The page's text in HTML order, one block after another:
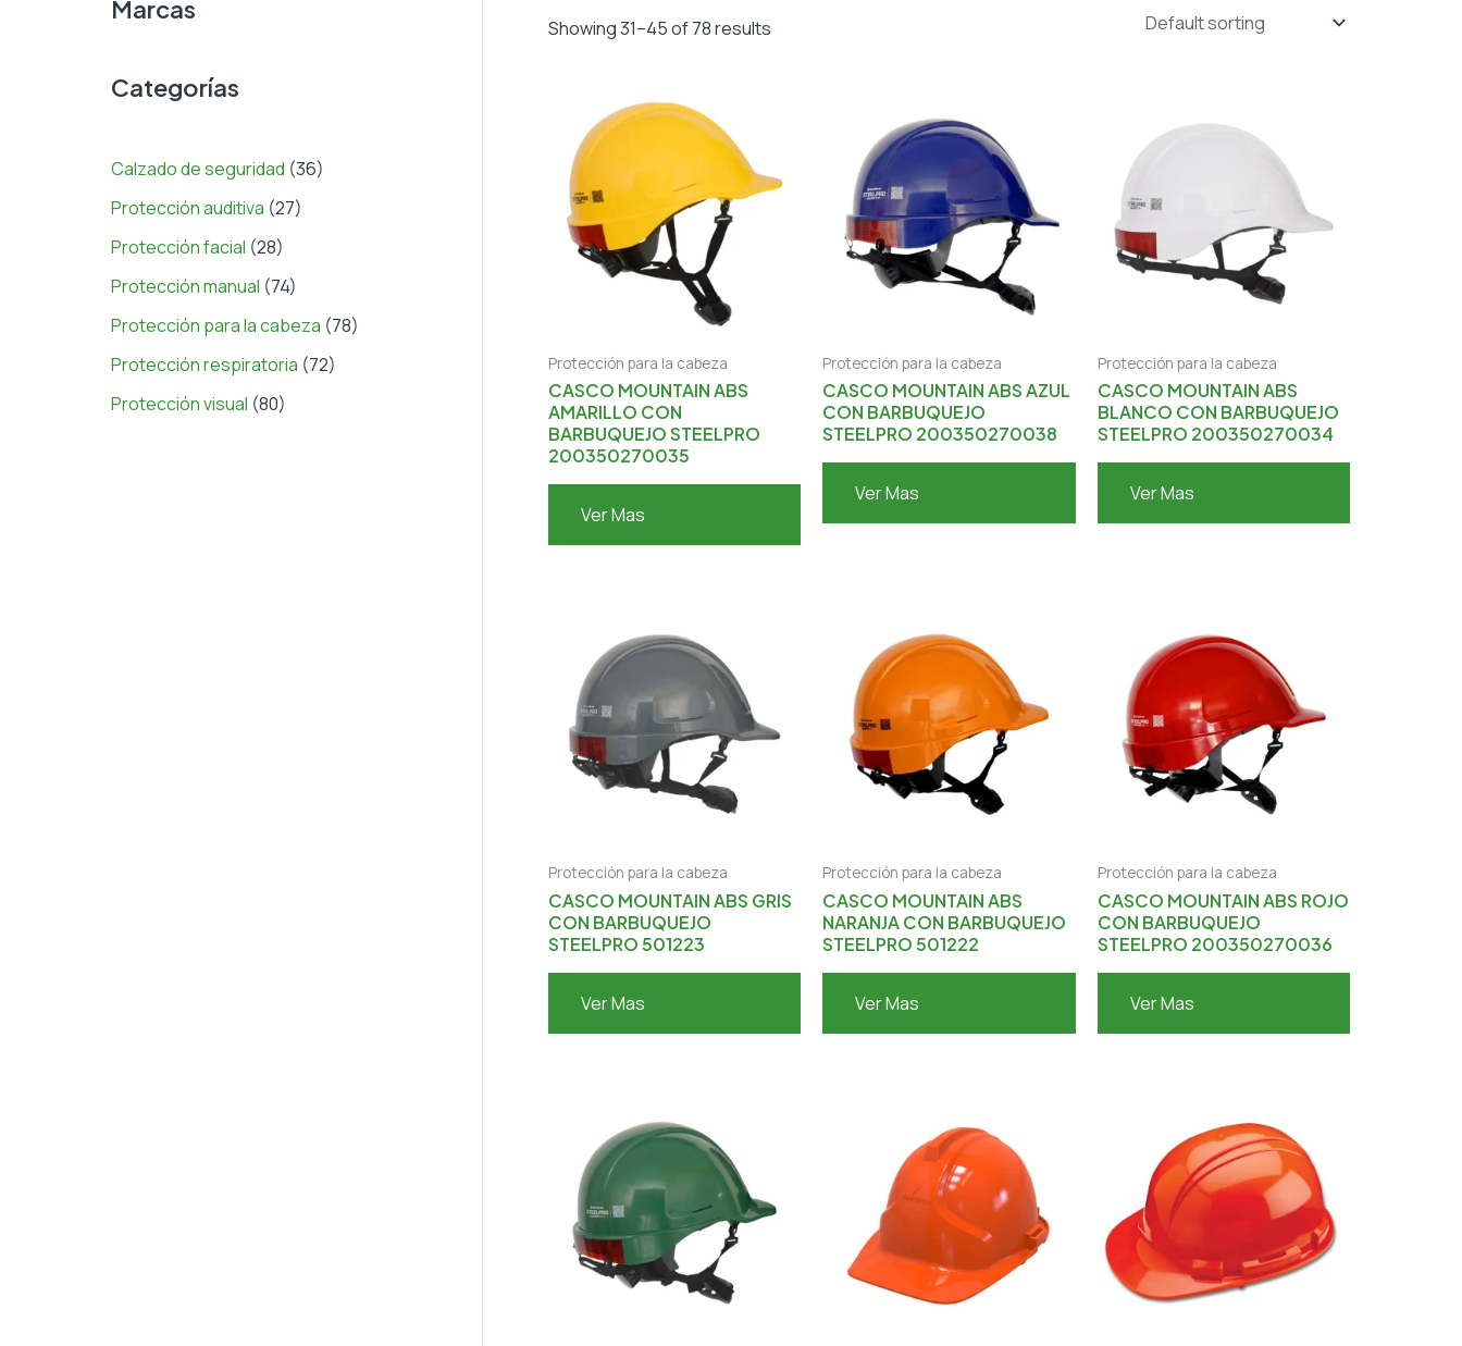
Marcas
Categorías
Calzado de seguridad (36)
Protección auditiva (27)
Protección facial (28)
Protección manual (74)
Protección para la cabeza (78)
Protección respiratoria (72)
Protección visual (80)
Showing 31–45 of 78 results
Protección para la cabeza
CASCO MOUNTAIN ABS
AMARILLO CON
BARBUQUEJO STEELPRO
200350270035
Ver Mas
Protección para la cabeza
CASCO MOUNTAIN ABS AZUL
CON BARBUQUEJO
STEELPRO 200350270038
Ver Mas
Protección para la cabeza
CASCO MOUNTAIN ABS
BLANCO CON BARBUQUEJO
STEELPRO 200350270034
Ver Mas
Protección para la cabeza
CASCO MOUNTAIN ABS GRIS
CON BARBUQUEJO
STEELPRO 501223
Ver Mas
Protección para la cabeza
CASCO MOUNTAIN ABS
NARANJA CON BARBUQUEJO
STEELPRO 501222
Ver Mas
Protección para la cabeza
CASCO MOUNTAIN ABS ROJO
CON BARBUQUEJO
STEELPRO 200350270036
Ver Mas